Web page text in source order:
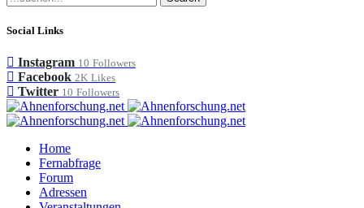
Social Links
Instagram 10 Followers
Facebook 2K Likes
Twitter 10 Followers
Home
Fernabfrage
Forum
Adressen